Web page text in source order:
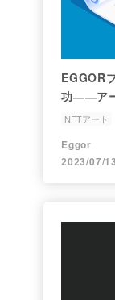
EGGOR
功――ア
NFTアート
メタバース
Eggor
2023/07/13